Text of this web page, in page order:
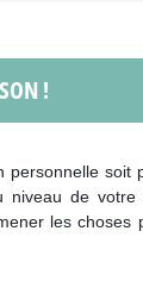
!
soit
de votre
les choses